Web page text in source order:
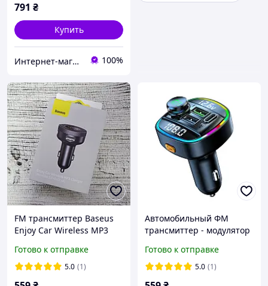
791 ₴
Купить
Интернет-магазин "Он лайн" 100%
FM трансмиттер Baseus
Enjoy Car Wireless MP3
модулятор
автомобильный 2USB
Готово к отправке
5.0 (1)
Автомобильный ФМ
трансмиттер - модулятор
быстрой зарядки QC3.0
Готово к отправке
5.0 (1)